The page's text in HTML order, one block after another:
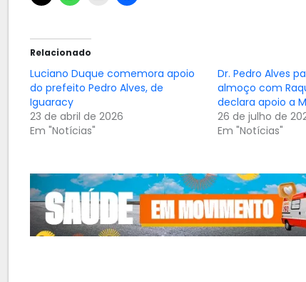
Relacionado
Luciano Duque comemora apoio
do prefeito Pedro Alves, de
Iguaracy
23 de abril de 2026
Em "Notícias"
Dr. Pedro Alves
almoço com
declara apoio a
26 de julho de
Em "Notícias"